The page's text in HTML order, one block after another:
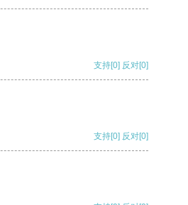
支持[0] 反对[0]
支持[0] 反对[0]